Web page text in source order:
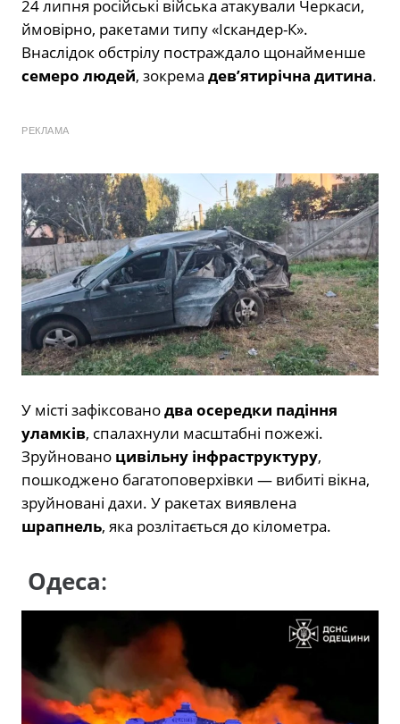
24 липня російські війська атакували Черкаси,
ймовірно, ракетами типу «Іскандер-К».
Внаслідок обстрілу постраждало щонайменше
семеро людей, зокрема дев’ятирічна дитина.
РЕКЛАМА
У місті зафіксованодва осередки падіння
уламків, спалахнули масштабні пожежі.
Зруйновано цивільну інфраструктуру,
пошкоджено багатоповерхівки — вибиті вікна,
зруйновані дахи. У ракетах виявлена
шрапнель, яка розлітається до кілометра.
Одеса: